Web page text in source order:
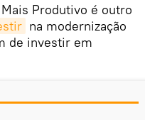
Produtivo é outro
na modernização
de investir em